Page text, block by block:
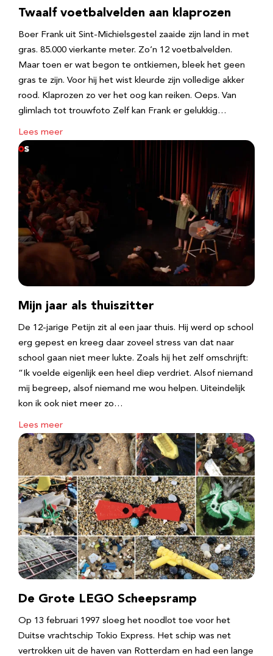
Twaalf voetbalvelden aan klaprozen
Boer Frank uit Sint-Michielsgestel zaaide zijn land in met
gras. 85.000 vierkante meter. Zo’n 12 voetbalvelden.
Maar toen er wat begon te ontkiemen, bleek het geen
gras te zijn. Voor hij het wist kleurde zijn volledige akker
rood. Klaprozen zo ver het oog kan reiken. Oeps. Van
glimlach tot trouwfoto Zelf kan Frank er gelukkig…
Lees meer
Mijn jaar als thuiszitter
De 12-jarige Petijn zit al een jaar thuis. Hij werd op school
erg gepest en kreeg daar zoveel stress van dat naar
school gaan niet meer lukte. Zoals hij het zelf omschrijft:
“Ik voelde eigenlijk een heel diep verdriet. Alsof niemand
mij begreep, alsof niemand me wou helpen. Uiteindelijk
kon ik ook niet meer zo…
Lees meer
De Grote LEGO Scheepsramp
Op 13 februari 1997 sloeg het noodlot toe voor het
Duitse vrachtschip Tokio Express. Het schip was net
vertrokken uit de haven van Rotterdam en had een lange